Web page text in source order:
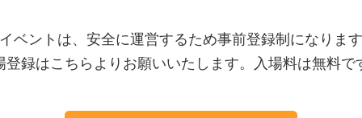
ベントは、安全に運営するため事前登録制になります
登録はこちらよりお願いいたします。入場料は無料で